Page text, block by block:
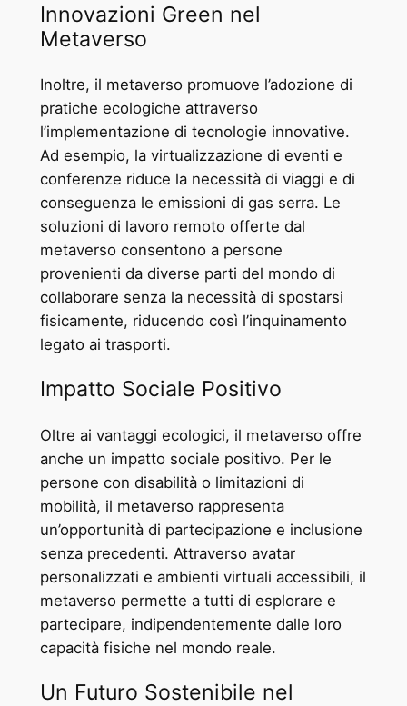
Innovazioni Green nel
Metaverso
Inoltre, il metaverso promuove l’adozione di
pratiche ecologiche attraverso
l’implementazione di tecnologie innovative.
Ad esempio, la virtualizzazione di eventi e
conferenze riduce la necessità di viaggi e di
conseguenza le emissioni di gas serra. Le
soluzioni di lavoro remoto offerte dal
metaverso consentono a persone
provenienti da diverse parti del mondo di
collaborare senza la necessità di spostarsi
fisicamente, riducendo così l’inquinamento
legato ai trasporti.
Impatto Sociale Positivo
Oltre ai vantaggi ecologici, il metaverso offre
anche un impatto sociale positivo. Per le
persone con disabilità o limitazioni di
mobilità, il metaverso rappresenta
un’opportunità di partecipazione e inclusione
senza precedenti. Attraverso avatar
personalizzati e ambienti virtuali accessibili, il
metaverso permette a tutti di esplorare e
partecipare, indipendentemente dalle loro
capacità fisiche nel mondo reale.
Un Futuro Sostenibile nel